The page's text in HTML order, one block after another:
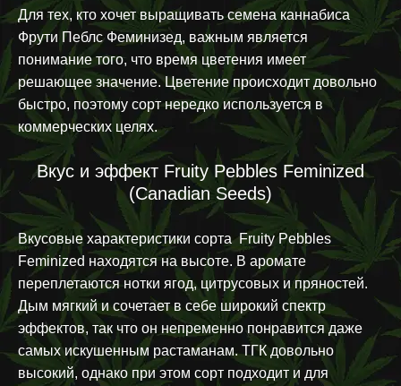
Для тех, кто хочет выращивать семена каннабиса
Фрути Пеблс Феминизед, важным является
понимание того, что время цветения имеет
решающее значение. Цветение происходит довольно
быстро, поэтому сорт нередко используется в
коммерческих целях.
Вкус и эффект Fruity Pebbles Feminized
(Canadian Seeds)
Вкусовые характеристики сорта Fruity Pebbles
Feminized находятся на высоте. В аромате
переплетаются нотки ягод, цитрусовых и пряностей.
Дым мягкий и сочетает в себе широкий спектр
эффектов, так что он непременно понравится даже
самых искушенным растаманам. ТГК довольно
высокий, однако при этом сорт подходит и для